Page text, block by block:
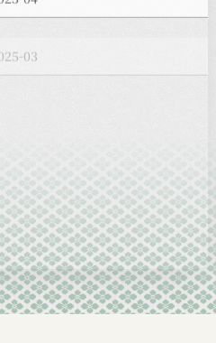
03
02
2024-11
10
09